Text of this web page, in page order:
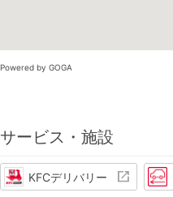
Powered by GOGA
サービス・施設
KFCデリバリー